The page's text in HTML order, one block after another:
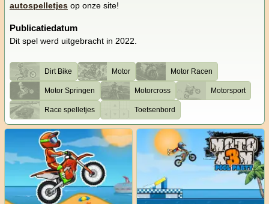
autospelletjes op onze site!
Publicatiedatum
Dit spel werd uitgebracht in 2022.
Dirt Bike Motor Motor Racen
Motor Springen Motorcross Motorsport
Race spelletjes Toetsenbord